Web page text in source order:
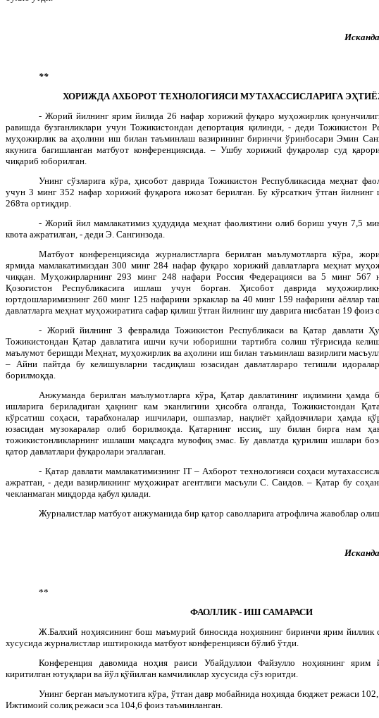
**
ХОРИЖДА АХБОРОТ ТЕХНОЛОГИЯСИ МУТАХАССИСЛАРИГА
- Жорий йилнинг ярим йилида 26 нафар хорижий фуқаро муҳожирлик
равишда бузганликлари учун Тожикистондан депортация қилинди, - деди Тожикистон
муҳожирлик ва аҳолини иш билан таъминлаш вазирининг биринчи ўринбосари Эмин
якунига бағишланган матбуот конференциясида. – Ушбу хорижий фуқаролар суд
чиқариб юборилган.
Унинг сўзларига кўра, ҳисобот даврида Тожикистон Республикасида меҳнат
учун 3 минг 352 нафар хорижий фуқарога ижозат берилган. Бу кўрсаткич ўтган йилнинг
268та ортиқдир.
- Жорий йил мамлакатимиз ҳудудида меҳнат фаолиятини олиб бориш учун 7,5
квота ажратилган, - деди Э. Сангинзода.
Матбуот конференциясида журналистларга берилган маълумотларга кўра,
ярмида мамлакатимиздан 300 минг 284 нафар фуқаро хорижий давлатларга меҳнат
чиққан. Муҳожирларнинг 293 минг 248 нафари Россия Федерацияси ва 5 минг 567
Қозоғистон Республикасига ишлаш учун борган. Ҳисобот даврида
юртдошларимизнинг 260 минг 125 нафарини эркаклар ва 40 минг 159 нафарини аёллар
давлатларга меҳнат муҳожиратига сафар қилиш ўтган йилнинг шу даврига нисбатан 19 фоиз
- Жорий йилнинг 3 февралида Тожикистон Республикаси ва Қатар давлати
Тожикистондан Қатар давлатига ишчи кучи юборишни тартибга солиш тўғрисида
маълумот беришди Меҳнат, муҳожирлик ва аҳолини иш билан таъминлаш вазирлиги
– Айни пайтда бу келишувларни тасдиқлаш юзасидан давлатлараро тегишли
борилмоқда.
Анжуманда берилган маълумотларга кўра, Қатар давлатининг иқлимини ҳамда
ишларига бериладиган ҳақнинг кам эканлигини ҳисобга олганда, Тожикистондан
кўрсатиш соҳаси, тарабхоналар ишчилари, ошпазлар, нақлиёт ҳайдовчилари ҳамда
юзасидан музокаралар олиб борилмоқда. Қатарнинг иссиқ, шу билан бирга нам
тожикистонликларнинг ишлаши мақсадга мувофиқ эмас. Бу давлатда қурилиш ишлари
қатор давлатлари фуқаролари эгаллаган.
- Қатар давлати мамлакатимизнинг IT– Ахборот технологияси соҳаси
ажратган, - деди вазирликнинг муҳожират агентлиги масъули С. Саидов. – Қатар бу
чекланмаган миқдорда қабул қилади.
Журналистлар матбуот анжуманида бир қатор саволларига атрофлича жавоблар
**
ФАОЛЛИК - ИШ САМАРАСИ
Ж.Балхий ноҳиясининг бош маъмурий биносида ноҳиянинг биринчи ярим йиллик
хусусида журналистлар иштирокида матбуот конференцияси бўлиб ўтди.
Конференция давомида ноҳия раиси Убайдуллои Файзулло ноҳиянинг ярим
киритилган ютуқлари ва йўл қўйилган камчиликлар хусусида сўз юритди.
Унинг берган маълумотига кўра, ўтган давр мобайнида ноҳияда бюджет режаси
Ижтимоий солиқ режаси эса 104,6 фоиз таъминланган.